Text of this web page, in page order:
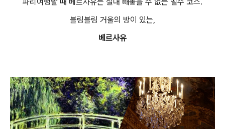
블링블링 거울의 방이 있는,
베르사유